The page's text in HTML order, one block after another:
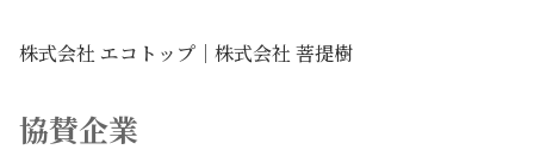
株式会社 エコトップ｜株式会社 菩提樹
協賛企業